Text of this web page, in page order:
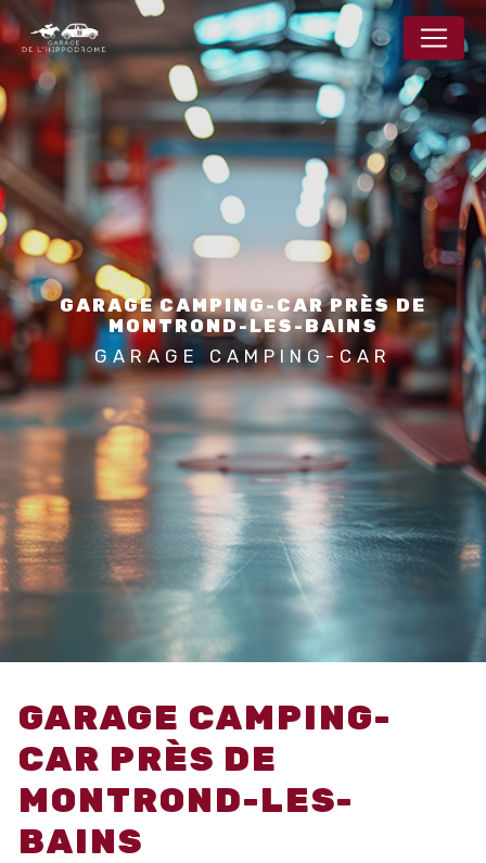
GARAGE CAMPING-CAR PRÈS DE
MONTROND-LES-BAINS
GARAGE CAMPING-CAR
GARAGE CAMPING-
CAR PRÈS DE
MONTROND-LES-
BAINS
Panneau de gestion des cookies